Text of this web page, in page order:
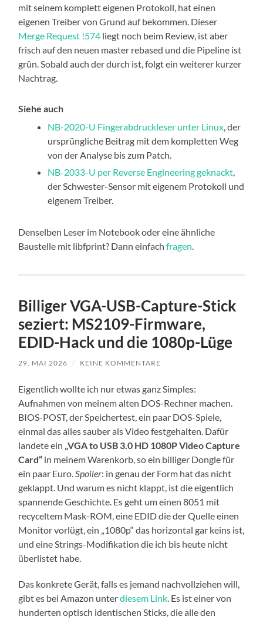
mit seinem komplett eigenen Protokoll, hat einen
eigenen Treiber von Grund auf bekommen. Dieser
Merge Request !574 liegt noch beim Review, ist aber
frisch auf den neuen master rebased und die Pipeline ist
grün. Sobald auch der durch ist, folgt ein weiterer kurzer
Nachtrag.
Siehe auch
NB-2020-U Fingerabdruckleser unter Linux, der
ursprüngliche Beitrag mit dem kompletten Weg
von der Analyse bis zum Patch.
NB-2033-U per Reverse Engineering geknackt,
der Schwester-Sensor mit eigenem Protokoll und
eigenem Treiber.
Denselben Leser im Notebook oder eine ähnliche
Baustelle mit libfprint? Dann einfachfragen.
Billiger VGA-USB-Capture-Stick
seziert: MS2109-Firmware,
EDID-Hack und die 1080p-Lüge
29. MAI 2026 / KEINE KOMMENTARE
Eigentlich wollte ich nur etwas ganz Simples:
Aufnahmen von meinem alten DOS-Rechner machen.
BIOS-POST, der Speichertest, ein paar DOS-Spiele,
einmal das alles sauber als Video festgehalten. Dafür
landete ein „VGA to USB 3.0 HD 1080P Video Capture
Card“ in meinem Warenkorb, so ein billiger Dongle für
ein paar Euro.Spoiler: in genau der Form hat das nicht
geklappt. Und warum es nicht klappt, ist die eigentlich
spannende Geschichte. Es geht um einen 8051 mit
recyceltem Mask-ROM, eine EDID die der Quelle einen
Monitor vorlügt, ein „1080p“ das horizontal gar keins ist,
und eine Strings-Modifikation die ich bis heute nicht
überlistet habe.
Das konkrete Gerät, falls es jemand nachvollziehen will,
gibt es bei Amazon unterdiesem Link. Es ist einer von
hunderten optisch identischen Sticks, die alle den